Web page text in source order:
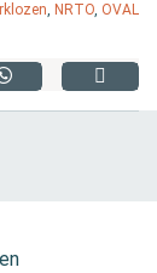
, NRTO, OVAL